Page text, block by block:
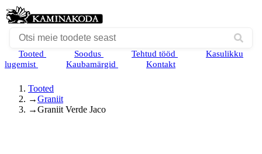
Tooted Soodus Tehtud tööd
Kasulikku
lugemist
Kaubamärgid Kontakt
Tooted
→Graniit
→Graniit Verde Jaco